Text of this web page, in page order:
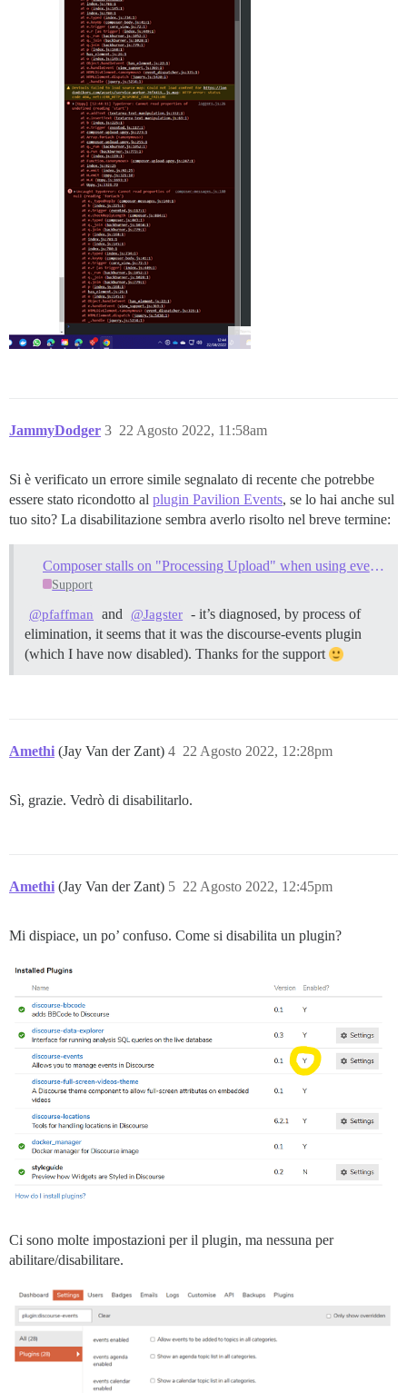
JammyDodger 22 Agosto 2022, 11:58am
3
Si è verificato un errore simile segnalato di recente che potrebbe
essere stato ricondotto al plugin Pavilion Events, se lo hai anche sul
tuo sito? La disabilitazione sembra averlo risolto nel breve termine:
Composer stalls on "Processing Upload" when using events plugin
Support
@pfaffman and @Jagster - it’s diagnosed, by process of
elimination, it seems that it was the discourse-events plugin
(which I have now disabled). Thanks for the support
Amethi (Jay Van der Zant) 22 Agosto 2022, 12:28pm
4
Sì, grazie. Vedrò di disabilitarlo.
Amethi (Jay Van der Zant) 22 Agosto 2022, 12:45pm
5
Mi dispiace, un po’ confuso. Come si disabilita un plugin?
Ci sono molte impostazioni per il plugin, ma nessuna per
abilitare/disabilitare.